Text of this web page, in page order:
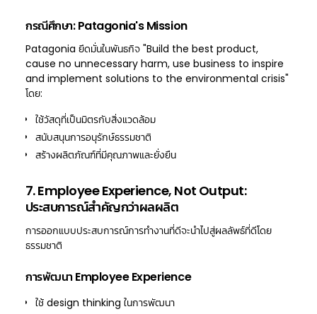
กรณีศึกษา: Patagonia's Mission
Patagonia ยึดมั่นในพันธกิจ "Build the best product,
cause no unnecessary harm, use business to inspire
and implement solutions to the environmental crisis"
โดย:
ใช้วัสดุที่เป็นมิตรกับสิ่งแวดล้อม
สนับสนุนการอนุรักษ์ธรรมชาติ
สร้างผลิตภัณฑ์ที่มีคุณภาพและยั่งยืน
7. Employee Experience, Not Output:
ประสบการณ์สำคัญกว่าผลผลิต
การออกแบบประสบการณ์การทำงานที่ดีจะนำไปสู่ผลลัพธ์ที่ดีโดย
ธรรมชาติ
การพัฒนา Employee Experience
ใช้ design thinking ในการพัฒนา